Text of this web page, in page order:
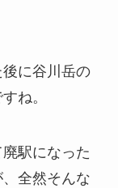
に谷川岳の
ね。
駅になった
全然そんな